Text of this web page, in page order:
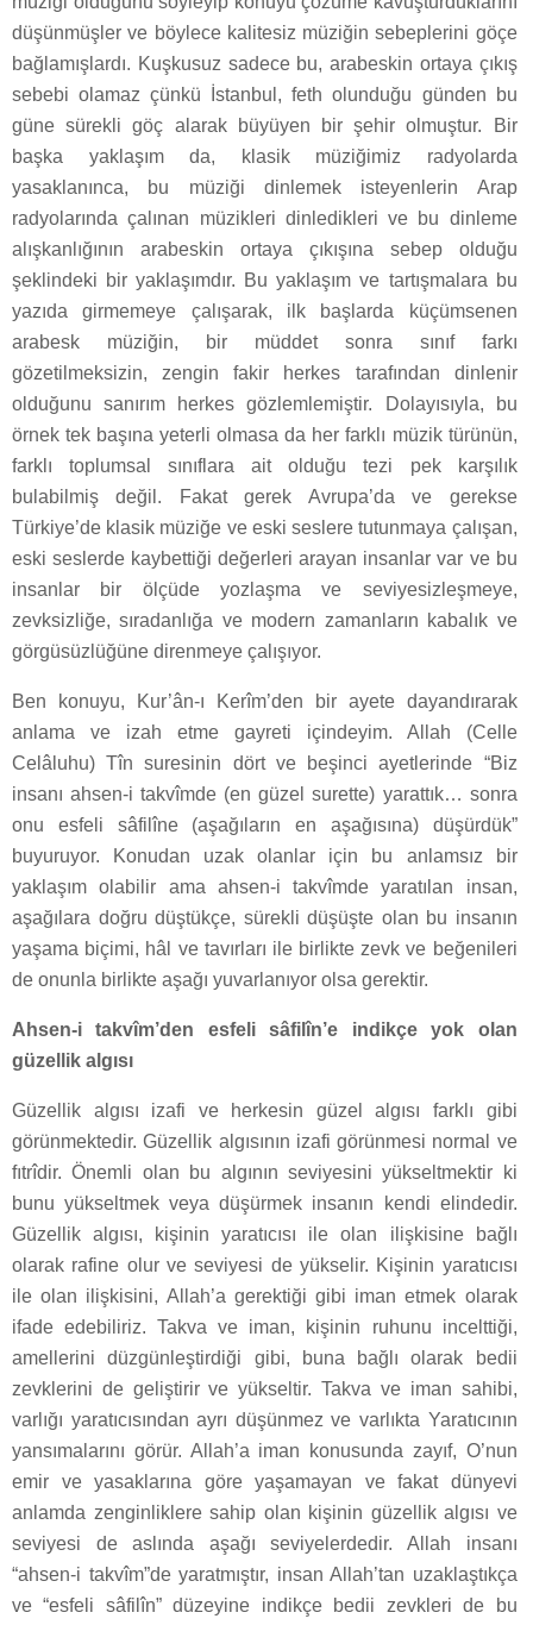
düşünmüşler ve böylece kalitesiz müziğin sebeplerini göçe
bağlamışlardı. Kuşkusuz sadece bu, arabeskin ortaya çıkış
sebebi olamaz çünkü İstanbul, feth olunduğu günden bu
güne sürekli göç alarak büyüyen bir şehir olmuştur. Bir
başka yaklaşım da, klasik müziğimiz radyolarda
yasaklanınca, bu müziği dinlemek isteyenlerin Arap
radyolarında çalınan müzikleri dinledikleri ve bu dinleme
alışkanlığının arabeskin ortaya çıkışına sebep olduğu
şeklindeki bir yaklaşımdır. Bu yaklaşım ve tartışmalara bu
yazıda girmemeye çalışarak, ilk başlarda küçümsenen
arabesk müziğin, bir müddet sonra sınıf farkı
gözetilmeksizin, zengin fakir herkes tarafından dinlenir
olduğunu sanırım herkes gözlemlemiştir. Dolayısıyla, bu
örnek tek başına yeterli olmasa da her farklı müzik türünün,
farklı toplumsal sınıflara ait olduğu tezi pek karşılık
bulabilmiş değil. Fakat gerek Avrupa’da ve gerekse
Türkiye’de klasik müziğe ve eski seslere tutunmaya çalışan,
eski seslerde kaybettiği değerleri arayan insanlar var ve bu
insanlar bir ölçüde yozlaşma ve seviyesizleşmeye,
zevksizliğe, sıradanlığa ve modern zamanların kabalık ve
görgüsüzlüğüne direnmeye çalışıyor.
Ben konuyu, Kur’ân-ı Kerîm’den bir ayete dayandırarak
anlama ve izah etme gayreti içindeyim. Allah (Celle
Celâluhu) Tîn suresinin dört ve beşinci ayetlerinde “Biz
insanı ahsen-i takvîmde (en güzel surette) yarattık… sonra
onu esfeli sâfilîne (aşağıların en aşağısına) düşürdük”
buyuruyor. Konudan uzak olanlar için bu anlamsız bir
yaklaşım olabilir ama ahsen-i takvîmde yaratılan insan,
aşağılara doğru düştükçe, sürekli düşüşte olan bu insanın
yaşama biçimi, hâl ve tavırları ile birlikte zevk ve beğenileri
de onunla birlikte aşağı yuvarlanıyor olsa gerektir.
Ahsen-i takvîm’den esfeli sâfilîn’e indikçe yok olan
güzellik algısı
Güzellik algısı izafi ve herkesin güzel algısı farklı gibi
görünmektedir. Güzellik algısının izafi görünmesi normal ve
fıtrîdir. Önemli olan bu algının seviyesini yükseltmektir ki
bunu yükseltmek veya düşürmek insanın kendi elindedir.
Güzellik algısı, kişinin yaratıcısı ile olan ilişkisine bağlı
olarak rafine olur ve seviyesi de yükselir. Kişinin yaratıcısı
ile olan ilişkisini, Allah’a gerektiği gibi iman etmek olarak
ifade edebiliriz. Takva ve iman, kişinin ruhunu incelttiği,
amellerini düzgünleştirdiği gibi, buna bağlı olarak bedii
zevklerini de geliştirir ve yükseltir. Takva ve iman sahibi,
varlığı yaratıcısından ayrı düşünmez ve varlıkta Yaratıcının
yansımalarını görür. Allah’a iman konusunda zayıf, O’nun
emir ve yasaklarına göre yaşamayan ve fakat dünyevi
anlamda zenginliklere sahip olan kişinin güzellik algısı ve
seviyesi de aslında aşağı seviyelerdedir. Allah insanı
“ahsen-i takvîm”de yaratmıştır, insan Allah’tan uzaklaştıkça
ve “esfeli sâfilîn” düzeyine indikçe bedii zevkleri de bu